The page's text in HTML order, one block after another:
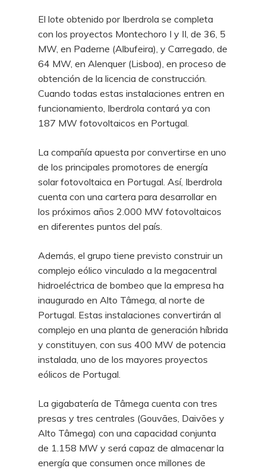
El lote obtenido por Iberdrola se completa
con los proyectos Montechoro I y II, de 36, 5
MW, en Paderne (Albufeira), y Carregado, de
64 MW, en Alenquer (Lisboa), en proceso de
obtención de la licencia de construcción.
Cuando todas estas instalaciones entren en
funcionamiento, Iberdrola contará ya con
187 MW fotovoltaicos en Portugal.
La compañía apuesta por convertirse en uno
de los principales promotores de energía
solar fotovoltaica en Portugal. Así, Iberdrola
cuenta con una cartera para desarrollar en
los próximos años 2.000 MW fotovoltaicos
en diferentes puntos del país.
Además, el grupo tiene previsto construir un
complejo eólico vinculado a la megacentral
hidroeléctrica de bombeo que la empresa ha
inaugurado en Alto Tâmega, al norte de
Portugal. Estas instalaciones convertirán al
complejo en una planta de generación híbrida
y constituyen, con sus 400 MW de potencia
instalada, uno de los mayores proyectos
eólicos de Portugal.
La gigabatería de Tâmega cuenta con tres
presas y tres centrales (Gouvães, Daivões y
Alto Tâmega) con una capacidad conjunta
de 1.158 MW y será capaz de almacenar la
energía que consumen once millones de